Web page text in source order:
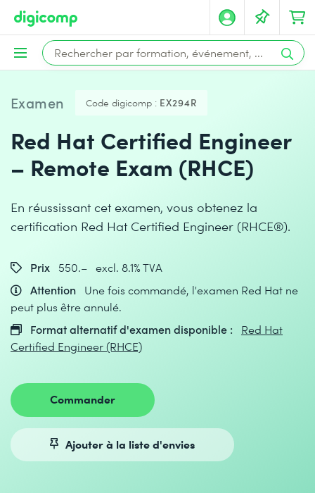
Examen Code digicomp : EX294R
Red Hat Certified Engineer
– Remote Exam (RHCE)
En réussissant cet examen, vous obtenez la
certification Red Hat Certified Engineer (RHCE®).
Prix
550.– excl. 8.1% TVA
Attention
Une fois commandé, l'examen Red Hat ne
peut plus être annulé.
Format alternatif d'examen disponible :
Red Hat
Certified Engineer (RHCE)
Commander
Ajouter à la liste d'envies